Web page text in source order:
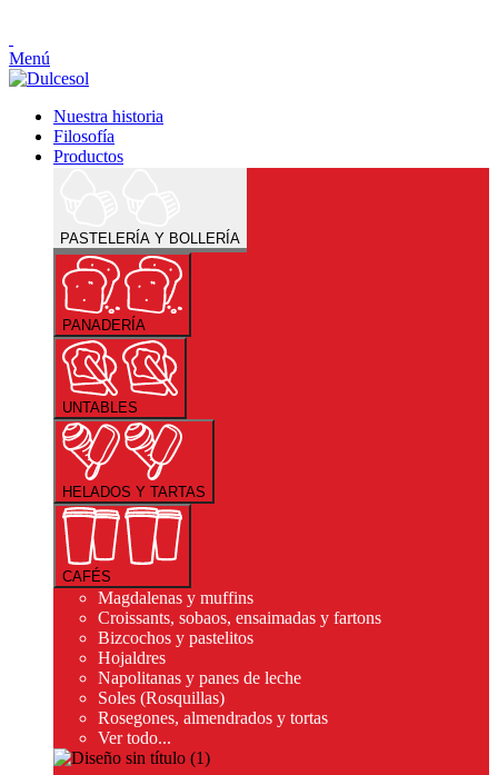
Menú
Nuestra historia
Filosofía
Productos
PASTELERÍA Y BOLLERÍA
PANADERÍA
UNTABLES
HELADOS Y TARTAS
CAFÉS
Magdalenas y muffins
Croissants, sobaos, ensaimadas y fartons
Bizcochos y pastelitos
Hojaldres
Napolitanas y panes de leche
Soles (Rosquillas)
Rosegones, almendrados y tortas
Ver todo...